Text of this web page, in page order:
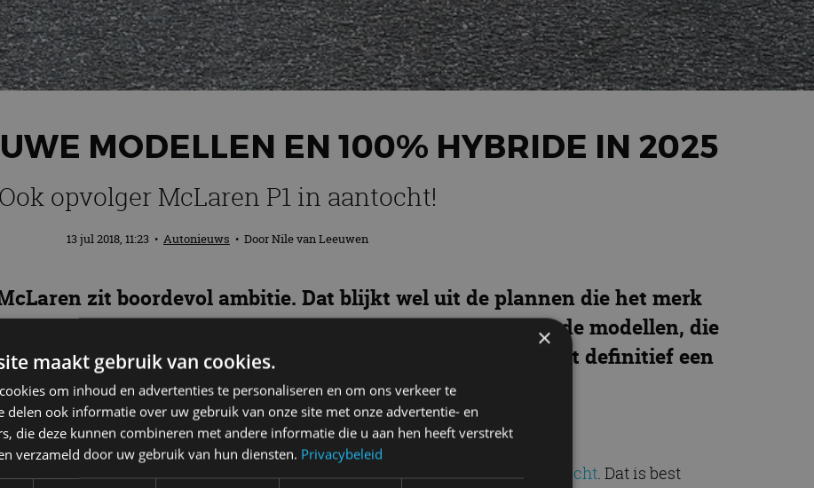
MODELLEN EN 100% HYBRIDE IN 2025
Ook opvolger McLaren P1 in aantocht!
13 jul 2018, 11:23 • Autonieuws • DoorNile van Leeuwen
zit boordevol ambitie. Dat blijkt wel uit de plannen die het merk
Binnen nu en 2025 komen er 18 nieuwe of vernieuwde modellen, die
van hybride-aandrijving. Ook leuk om te weten: er komt definitief een
vorm pas sinds 2011. Toch heeft het merkal meer dan 15.000 auto’s verkocht. Dat is best
×
maakt gebruik van cookies.
om inhoud en advertenties te personaliseren en om ons verkeer te
delen ook informatie over uw gebruik van onze site met onze advertentie- en
die deze kunnen combineren met andere informatie die u aan hen heeft verstrekt
verzameld door uw gebruik van hun diensten. Privacybeleid